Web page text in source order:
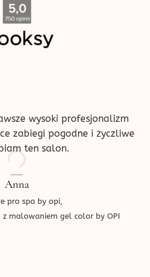
wysoki profesjonalizm
zabiegi pogodne i życzliwe
ten salon.
Anna
pro spa by opi,
z malowaniem gel color by OPI